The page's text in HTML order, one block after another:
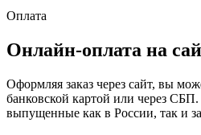
Оплата
Онлайн-оплата на
Оформляя заказ через сайт, вы
банковской картой или через
выпущенные как в России, так и